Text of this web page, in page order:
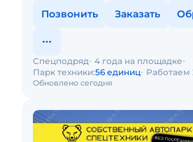
Позвонить Заказать
Обновлено сегодня
Спецподряд 4 года на площадке
Парк техники:56 единиц Работаем